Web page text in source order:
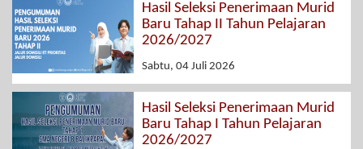
Hasil Seleksi Penerimaan Murid
Baru Tahap II Tahun Pelajaran
2026/2027
Sabtu, 04 Juli 2026
Hasil Seleksi Penerimaan Murid
Baru Tahap I Tahun Pelajaran
2026/2027